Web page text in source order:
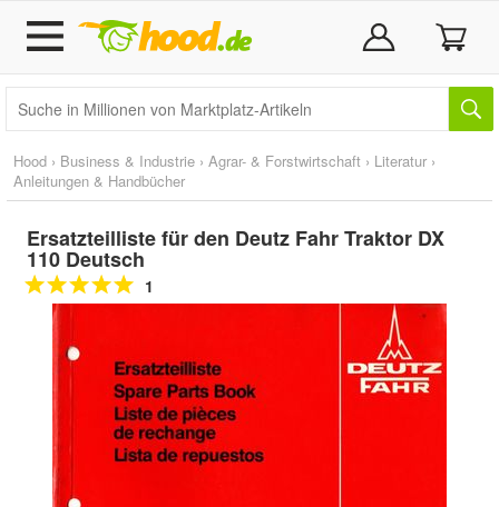
Hood › Business & Industrie › Agrar- & Forstwirtschaft › Literatur ›
Anleitungen & Handbücher
Ersatzteilliste für den Deutz Fahr Traktor DX
110 Deutsch
1